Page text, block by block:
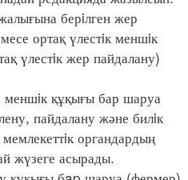
берiлген жер
ортақ үлестiк меншiк
үлестiк жер пайдалану)
құқығы бар шаруа
пайдалану және билiк
органдардың
жүзеге асырады.